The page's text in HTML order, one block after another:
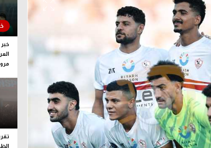
دوري أبطال أوروبا
القسم الثاني
ركن الألعاب